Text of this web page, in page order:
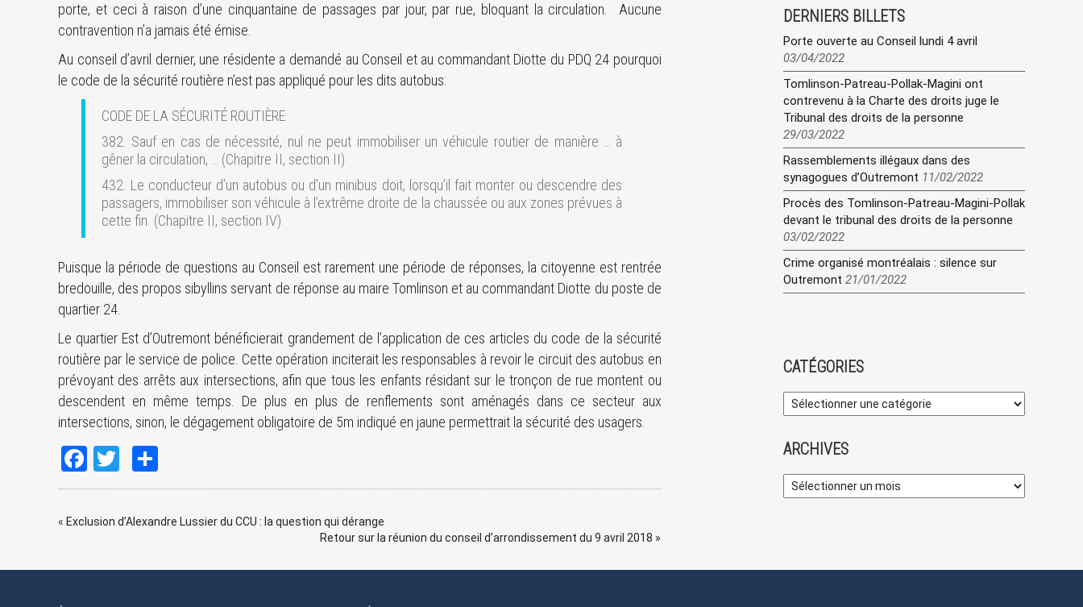
porte, et ceci à raison d’une cinquantaine de passages par jour, par rue, bloquant la circulation. Aucune
contravention n’a jamais été émise.
Au conseil d’avril dernier, une résidente a demandé au Conseil et au commandant Diotte du PDQ 24 pourquoi
le code de la sécurité routière n’est pas appliqué pour les dits autobus:
CODE DE LA SÉCURITÉ ROUTIÈRE
382. Sauf en cas de nécessité, nul ne peut immobiliser un véhicule routier de manière … à
gêner la circulation, … (Chapitre II, section II)
432. Le conducteur d’un autobus ou d’un minibus doit, lorsqu’il fait monter ou descendre des
passagers, immobiliser son véhicule à l’extrême droite de la chaussée ou aux zones prévues à
cette fin. (Chapitre II, section IV)
Puisque la période de questions au Conseil est rarement une période de réponses, la citoyenne est rentrée
bredouille, des propos sibyllins servant de réponse au maire Tomlinson et au commandant Diotte du poste de
quartier 24.
Le quartier Est d’Outremont bénéficierait grandement de l’application de ces articles du code de la sécurité
routière par le service de police. Cette opération inciterait les responsables à revoir le circuit des autobus en
prévoyant des arrêts aux intersections, afin que tous les enfants résidant sur le tronçon de rue montent ou
descendent en même temps. De plus en plus de renflements sont aménagés dans ce secteur aux
intersections, sinon, le dégagement obligatoire de 5m indiqué en jaune permettrait la sécurité des usagers.
FacebookTwitter
« Exclusion d’Alexandre Lussier du CCU : la question qui dérange
Retour sur la réunion du conseil d’arrondissement du 9 avril 2018 »
DERNIERS BILLETS
Porte ouverte au Conseil lundi 4 avril
03/04/2022
Tomlinson-Patreau-Pollak-Magini ont
contrevenu à la Charte des droits juge le
Tribunal des droits de la personne
29/03/2022
Rassemblements illégaux dans des
synagogues d’Outremont 11/02/2022
Procès des Tomlinson-Patreau-Magini-Pollak
devant le tribunal des droits de la personne
03/02/2022
Crime organisé montréalais : silence sur
Outremont 21/01/2022
CATÉGORIES
ARCHIVES